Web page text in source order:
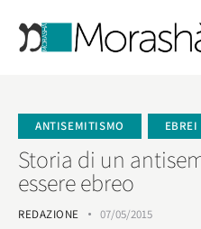
ANTISEMITISMO EBREI
Storia di un
essere ebreo
REDAZIONE 07/05/2015